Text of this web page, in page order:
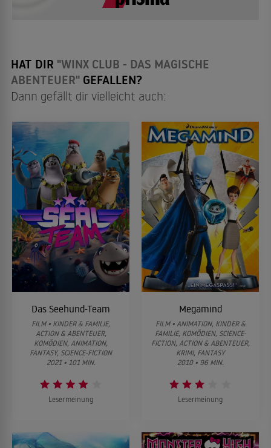
HAT DIR "WINX CLUB - DAS MAGISCHE
ABENTEUER" GEFALLEN?
Dann gefällt dir vielleicht auch:
Das Seehund-Team
FILM • KINDER & FAMILIE,
ACTION & ABENTEUER,
KOMÖDIEN, ANIMATION,
FANTASY, SCIENCE-FICTION
2021 • 101 MIN.
Lesermeinung
Megamind
FILM • ANIMATION, KINDER &
FAMILIE, KOMÖDIEN, SCIENCE-
FICTION, ACTION & ABENTEUER,
KRIMI, FANTASY
2010 • 96 MIN.
Lesermeinung